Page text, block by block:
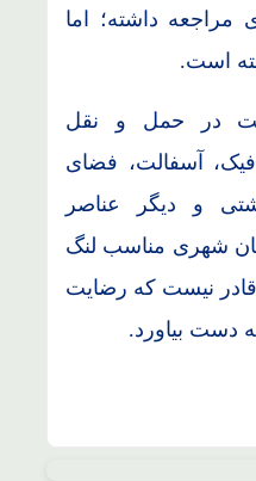
مراجعه داشته؛ اما
است.
در حمل و نقل
آسفالت، فضای
و دیگر عناصر
شهری مناسب لنگ
قادر نیست که رضایت
دست بیاورد.